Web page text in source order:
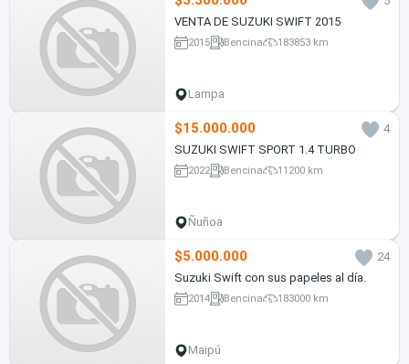
VENTA DE SUZUKI SWIFT 2015
2015 Bencina 183853 km
Lampa
$15.000.000
4
SUZUKI SWIFT SPORT 1.4 TURBO
2022 Bencina 11200 km
Ñuñoa
$5.000.000
24
Suzuki Swift con sus papeles al día.
2014 Bencina 183000 km
Maipú